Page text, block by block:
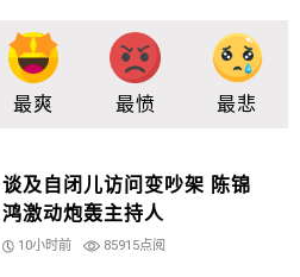
最爽 最愤 最悲
谈及自闭儿访问变吵架 陈锦
鸿激动炮轰主持人
10小时前 85915点阅